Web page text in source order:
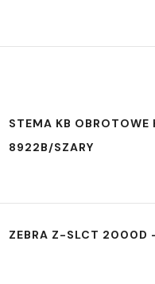
STEMA KB OBROTOWE
8922B/SZARY
ZEBRA Z-SLCT